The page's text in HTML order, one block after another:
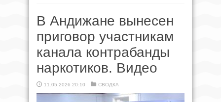
В Андижане вынесен
приговор участникам
канала контрабанды
наркотиков. Видео
11.05.2026 20:10 СВОДКА